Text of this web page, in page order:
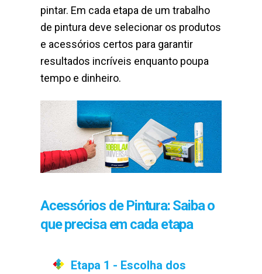
pintar. Em cada etapa de um trabalho
de pintura deve selecionar os produtos
e acessórios certos para garantir
resultados incríveis enquanto poupa
tempo e dinheiro.
Acessórios de Pintura: Saiba o
que precisa em cada etapa
Etapa 1 - Escolha dos